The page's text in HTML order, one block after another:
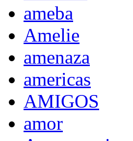
ameba
Amelie
amenaza
americas
AMIGOS
amor